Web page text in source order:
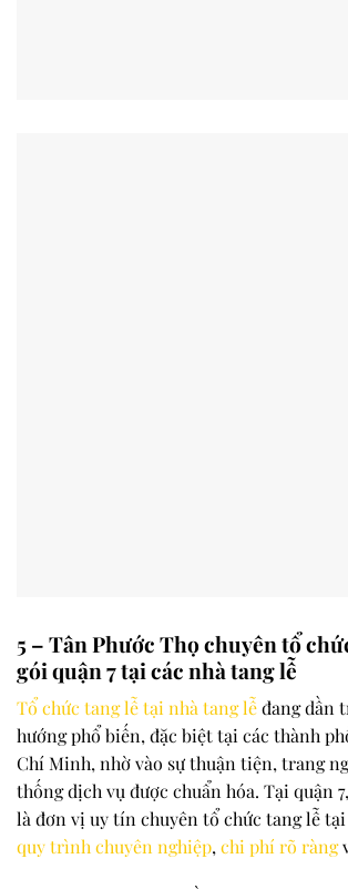
5 – Tân Phước Thọ chuyên tổ
gói quận 7 tại các nhà tang lễ
Tổ chức tang lễ tại nhà tang lễđang dần
hướng phổ biến, đặc biệt tại các thành
Chí Minh, nhờ vào sự thuận tiện, trang
thống dịch vụ được chuẩn hóa. Tại quận 7,
là đơn vị uy tín chuyên tổ chức tang lễ
quy trình chuyên nghiệp,chi phí rõ ràng